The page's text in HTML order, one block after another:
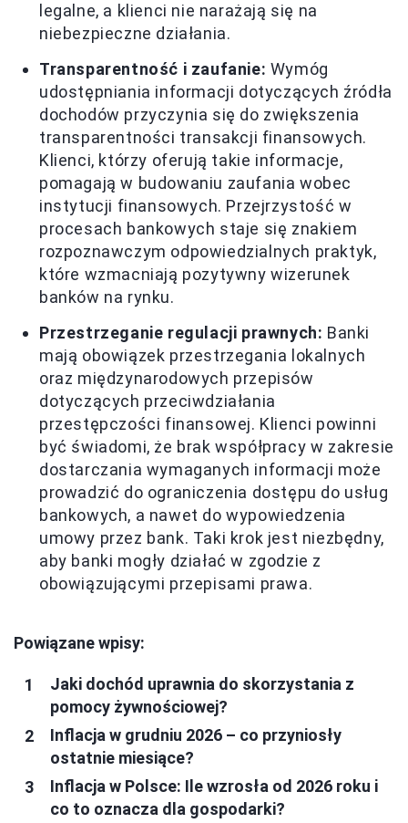
legalne, a klienci nie narażają się na
niebezpieczne działania.
Transparentność i zaufanie: Wymóg
udostępniania informacji dotyczących źródła
dochodów przyczynia się do zwiększenia
transparentności transakcji finansowych.
Klienci, którzy oferują takie informacje,
pomagają w budowaniu zaufania wobec
instytucji finansowych. Przejrzystość w
procesach bankowych staje się znakiem
rozpoznawczym odpowiedzialnych praktyk,
które wzmacniają pozytywny wizerunek
banków na rynku.
Przestrzeganie regulacji prawnych: Banki
mają obowiązek przestrzegania lokalnych
oraz międzynarodowych przepisów
dotyczących przeciwdziałania
przestępczości finansowej. Klienci powinni
być świadomi, że brak współpracy w zakresie
dostarczania wymaganych informacji może
prowadzić do ograniczenia dostępu do usług
bankowych, a nawet do wypowiedzenia
umowy przez bank. Taki krok jest niezbędny,
aby banki mogły działać w zgodzie z
obowiązującymi przepisami prawa.
Powiązane wpisy:
Jaki dochód uprawnia do skorzystania z
pomocy żywnościowej?
Inflacja w grudniu 2026 – co przyniosły
ostatnie miesiące?
Inflacja w Polsce: Ile wzrosła od 2026 roku i
co to oznacza dla gospodarki?